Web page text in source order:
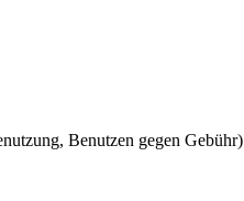
Benutzen gegen Gebühr)